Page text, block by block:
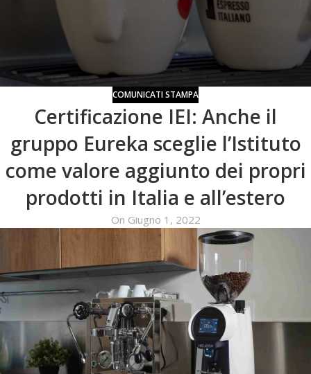
COMUNICATI STAMPA
Certificazione IEI: Anche il
gruppo Eureka sceglie l’Istituto
come valore aggiunto dei propri
prodotti in Italia e all’estero
On Giugno 1, 2022